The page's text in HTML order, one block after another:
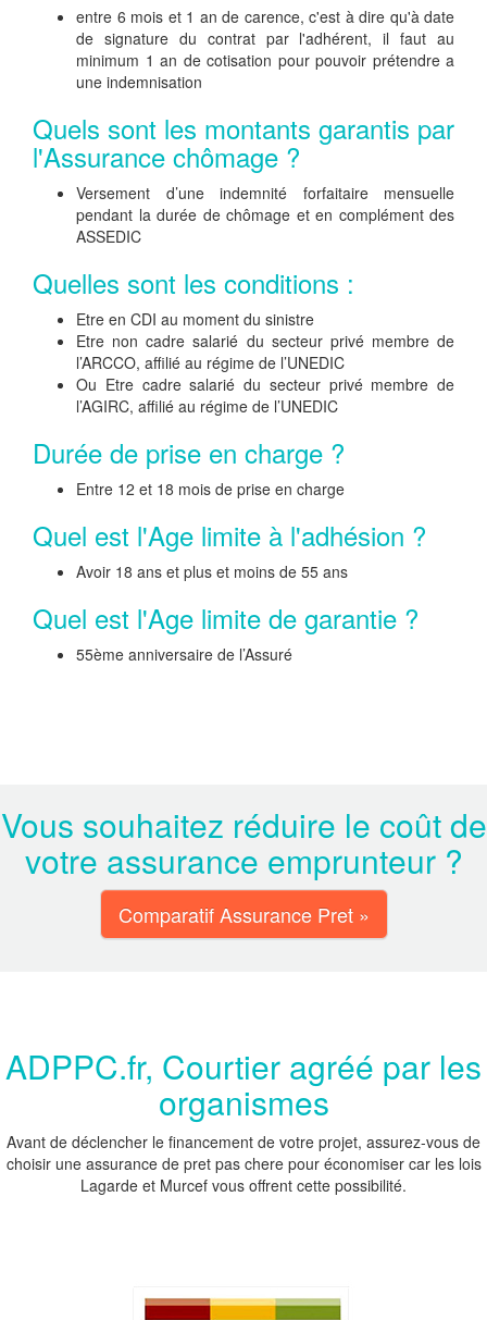
entre 6 mois et 1 an de carence, c'est à dire qu'à date
de signature du contrat par l'adhérent, il faut au
minimum 1 an de cotisation pour pouvoir prétendre a
une indemnisation
Quels sont les montants garantis par
l'Assurance chômage ?
Versement d’une indemnité forfaitaire mensuelle
pendant la durée de chômage et en complément des
ASSEDIC
Quelles sont les conditions :
Etre en CDI au moment du sinistre
Etre non cadre salarié du secteur privé membre de
l’ARCCO, affilié au régime de l’UNEDIC
Ou Etre cadre salarié du secteur privé membre de
l’AGIRC, affilié au régime de l’UNEDIC
Durée de prise en charge ?
Entre 12 et 18 mois de prise en charge
Quel est l'Age limite à l'adhésion ?
Avoir 18 ans et plus et moins de 55 ans
Quel est l'Age limite de garantie ?
55ème anniversaire de l’Assuré
Vous souhaitez réduire le coût de
votre assurance emprunteur ?
Comparatif Assurance Pret »
ADPPC.fr, Courtier agréé par les
organismes
Avant de déclencher le financement de votre projet, assurez-vous de
choisir une assurance de pret pas chere pour économiser car les lois
Lagarde et Murcef vous offrent cette possibilité.